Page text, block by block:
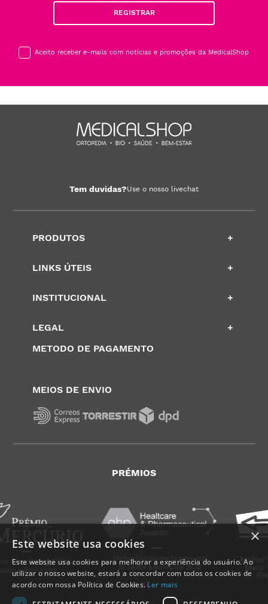
REGISTRAR
Aceito receber e-mails com notícias e promoções da MedicalShop
Tem duvidas?Use o nosso livechat
PRODUTOS +
LINKS ÚTEIS +
INSTITUCIONAL +
LEGAL
+
METODO DE PAGAMENTO
MEIOS DE ENVIO
PRÉMIOS
×
Este website usa cookies
Este website usa cookies para melhorar a experiência do usuário. Ao
utilizar o nosso website, estará a concordar com todos os cookies de
acordo com nossa Política de Cookies. Ler mais